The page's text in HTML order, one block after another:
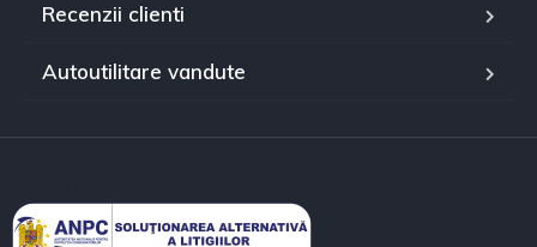
Recenzii clienti
Autoutilitare vandute